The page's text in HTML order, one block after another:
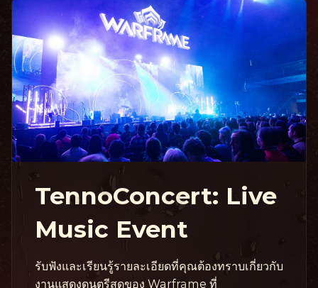
TennoConcert: Live
Music Event
รับฟังและเรียนรู้รายละเอียดที่คุณต้องทราบเกี่ยวกับ
งานแสดงดนตรีสดของ Warframe ที่